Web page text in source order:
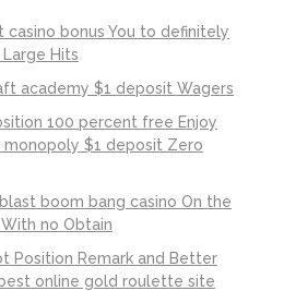
casino bonus You to definitely
Hits
academy $1 deposit Wagers
100 percent free Enjoy
monopoly $1 deposit Zero
boom bang casino On the
no Obtain
Position Remark and Better
online gold roulette site